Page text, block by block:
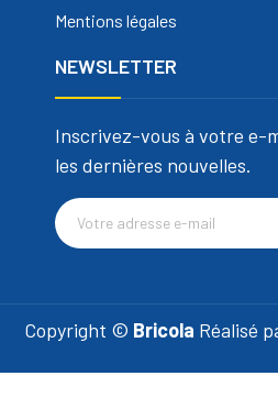
Mentions légales
NEWSLETTER
Inscrivez-vous à votre e-
les dernières nouvelles.
Copyright © Bricola Réalisé